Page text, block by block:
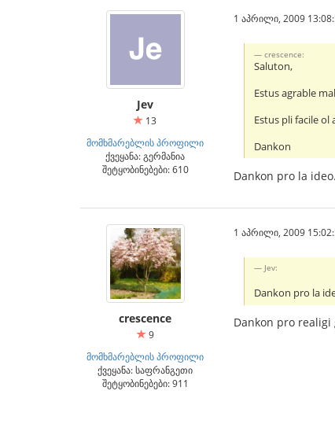
Jev
13
მომხმარებლის პროფილი
ქვეყანა: გერმანია
შეტყობინებები: 610
1 აპრილი, 2009
crescence:
Saluton,
Estus agrable
Estus pli facile
Dankon
Dankon pro la
crescence
9
მომხმარებლის პროფილი
ქვეყანა: საფრანგეთი
შეტყობინებები: 911
1 აპრილი, 2009
Jev:
Dankon pro la
Dankon pro realigi